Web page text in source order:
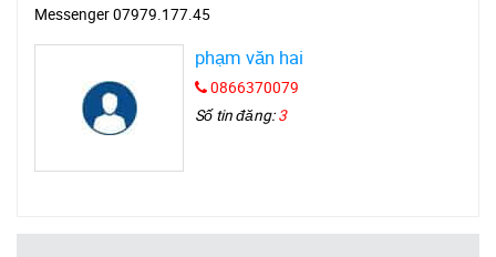
Messenger 07979.177.45
phạm văn hai
0866370079
Số tin đăng:3